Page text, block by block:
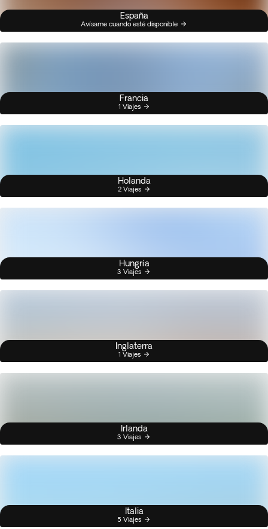
España
Avísame cuando esté disponible
Francia
1 Viajes
Holanda
2 Viajes
Hungría
3 Viajes
Inglaterra
1 Viajes
Irlanda
3 Viajes
Italia
5 Viajes